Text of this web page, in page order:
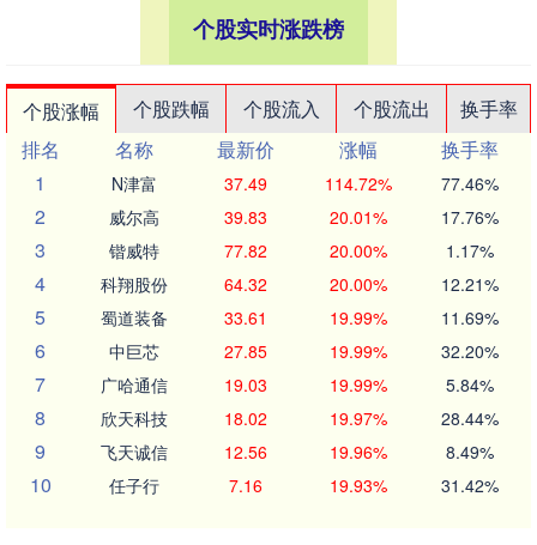
个股实时涨跌榜
个股涨幅 个股跌幅 个股流入 个股流出
换手率
排名
名称 最新价 涨幅
换手率
1
N津富 37.49 114.72% 77.46%
2 威尔高 39.83 20.01% 17.76%
3 锴威特 77.82 20.00% 1.17%
4 科翔股份 64.32 20.00% 12.21%
5 蜀道装备 33.61 19.99% 11.69%
6 中巨芯 27.85 19.99% 32.20%
7 广哈通信 19.03 19.99% 5.84%
8 欣天科技 18.02 19.97% 28.44%
9 飞天诚信 12.56 19.96% 8.49%
10 任子行 7.16 19.93% 31.42%